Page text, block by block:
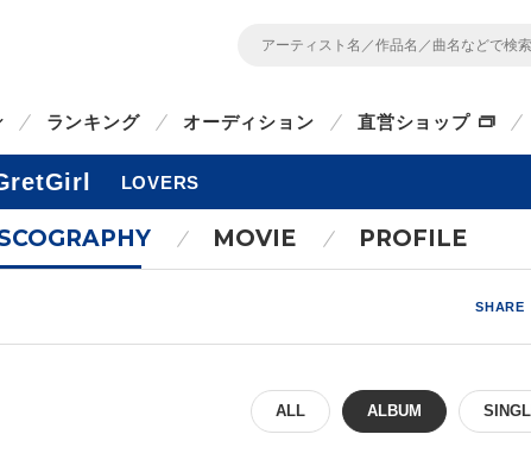
ランキング オーディション 直営ショップ
LOVERS
MOVIE PROFILE
SHARE
ALL ALBUM